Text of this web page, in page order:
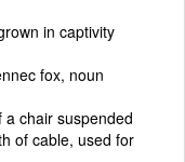
in captivity
fox, noun
a chair suspended
of cable, used for